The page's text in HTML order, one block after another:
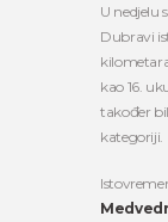
U nedjelu
Dubravi
kao 16.
također
kategoriji.